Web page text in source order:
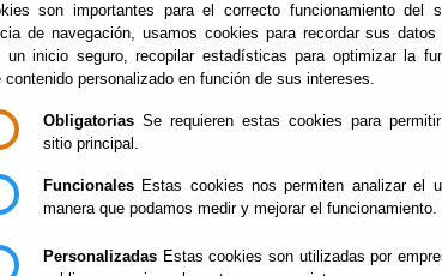
son importantes para el correcto funcionamiento del
de navegación, usamos cookies para recordar sus
un inicio seguro, recopilar estadísticas para optimizar la
contenido personalizado en función de sus intereses.
Obligatorias Se requieren estas cookies para
sitio principal.
Funcionales Estas cookies nos permiten analizar el
manera que podamos medir y mejorar el funcionamiento.
Personalizadas Estas cookies son utilizadas por
Inicio
Bienvenido al portal